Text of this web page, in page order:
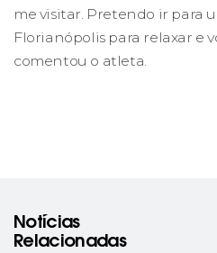
me visitar. Pretendo ir para
Florianópolis para relaxar e
comentou o atleta.
Notícias
Relacionadas